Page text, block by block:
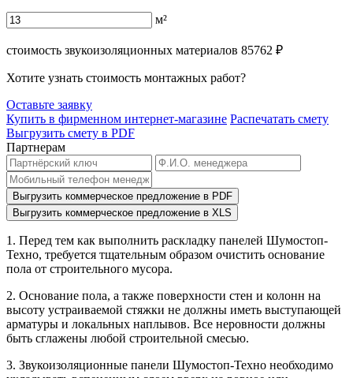
м²
стоимость звукоизоляционных материалов 85762 ₽
Хотите узнать стоимость монтажных работ?
Оставьте заявку
Купить в фирменном интернет-магазине Распечатать смету
Выгрузить смету в PDF
Партнерам
Выгрузить коммерческое предложение в PDF
Выгрузить коммерческое предложение в XLS
1. Перед тем как выполнить раскладку панелей Шумостоп-
Техно, требуется тщательным образом очистить основание
пола от строительного мусора.
2. Основание пола, а также поверхности стен и колонн на
высоту устраиваемой стяжки не должны иметь выступающей
арматуры и локальных наплывов. Все неровности должны
быть сглажены любой строительной смесью.
3. Звукоизоляционные панели Шумостоп-Техно необходимо